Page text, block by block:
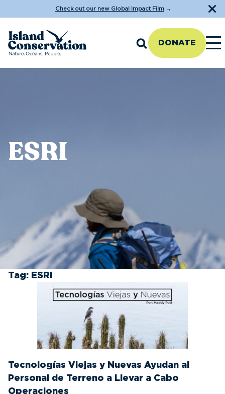
Check out our new Global Impact Film→
DONATE
ESRI
Tag: ESRI
Tecnologías Viejas y Nuevas Ayudan al
Personal de Terreno a Llevar a Cabo
Operaciones